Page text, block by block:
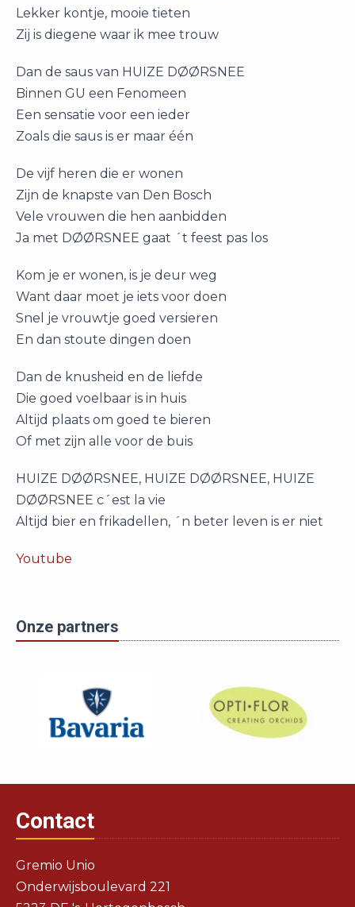
Lekker kontje, mooie tieten
Zij is diegene waar ik mee trouw
Dan de saus van HUIZE DØØRSNEE
Binnen GU een Fenomeen
Een sensatie voor een ieder
Zoals die saus is er maar één
De vijf heren die er wonen
Zijn de knapste van Den Bosch
Vele vrouwen die hen aanbidden
Ja met DØØRSNEE gaat ´t feest pas los
Kom je er wonen, is je deur weg
Want daar moet je iets voor doen
Snel je vrouwtje goed versieren
En dan stoute dingen doen
Dan de knusheid en de liefde
Die goed voelbaar is in huis
Altijd plaats om goed te bieren
Of met zijn alle voor de buis
HUIZE DØØRSNEE, HUIZE DØØRSNEE, HUIZE
DØØRSNEE c´est la vie
Altijd bier en frikadellen, ´n beter leven is er niet
Youtube
Onze partners
Contact
Gremio Unio
Onderwijsboulevard 221